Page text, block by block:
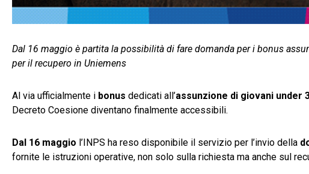
Dal 16 maggio è partita la possibilità di fare domanda per i bonus
per il recupero in Uniemens
Al via ufficialmente i bonus dedicati all’assunzione di giovani under
Decreto Coesione diventano finalmente accessibili.
Dal 16 maggio l’INPS ha reso disponibile il servizio per l’invio della
fornite le istruzioni operative, non solo sulla richiesta ma anche sul